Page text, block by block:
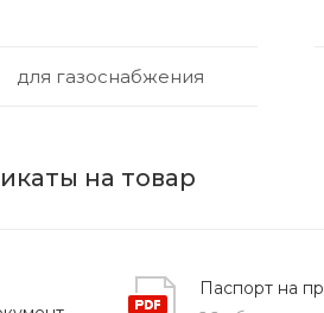
для газоснабжения
на товар
Паспорт на